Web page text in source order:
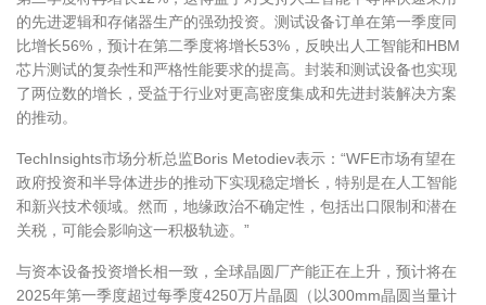
的先进逻辑和存储器生产的强劲投资。测试设备订单在第一季度同
比增长56% ，预计在第二季度将增长53% ，反映出人工智能和HBM
芯片测试的复杂性和严格性能要求的提高。封装和测试设备也实现
了两位数的增长，受益于行业对更高密度集成和先进封装解决方案
的推动。
TechInsights市场分析总监Boris Metodiev表示： “WFE市场有望在
政府投资和半导体进步的推动下实现稳定增长，特别是在人工智能
和新兴技术领域。然而，地缘政治不确定性，包括出口限制和潜在
关税，可能会影响这一积极轨迹。 ”
与资本设备投资增长相一致，全球晶圆厂产能正在上升，预计将在
2025年第一季度超过每季度4250万片晶圆（以300mm晶圆当量计